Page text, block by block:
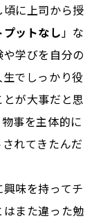
に上司から授
ットなし 」な
学びを自分の
でしっかり役
が大事だと思
事を主体的に
れてきたんだ
味を持ってチ
また違った勉